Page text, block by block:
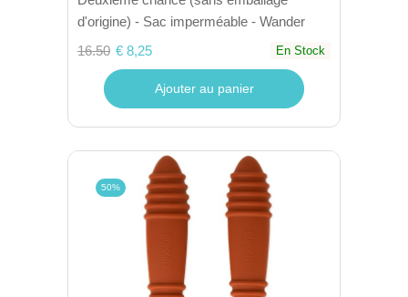
d'origine) - Sac imperméable - Wander
16.50 € 8,25 En Stock
Ajouter au panier
50%